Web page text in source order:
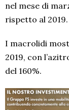
nel mese di
rispetto al 2019.
I macrolidi
2019, con
del 160%.